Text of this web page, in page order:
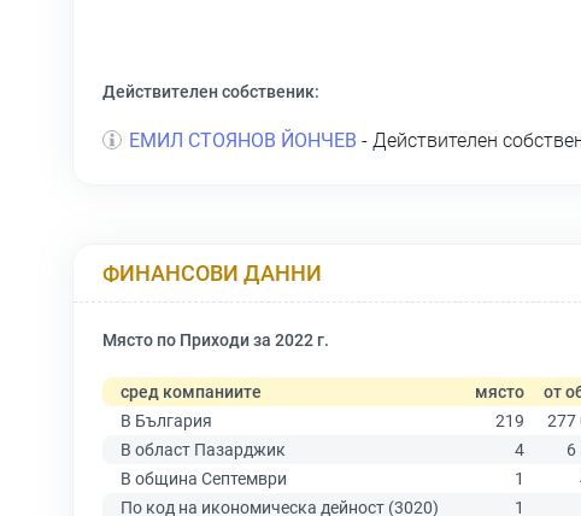
Действителен собственик:
ЕМИЛ СТОЯНОВ ЙОНЧЕВ - Действителен
ФИНАНСОВИ ДАННИ
Място по Приходи за 2022 г.
сред компаниите място от
В България
219 277
В област Пазарджик
4 6
В община Септември
1
По код на икономическа дейност (3020)
1